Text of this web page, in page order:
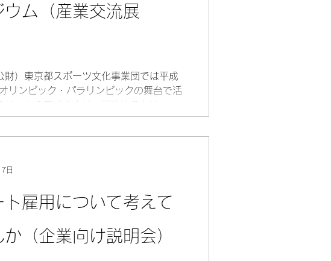
ウム（産業交流展
財）東京都スポーツ文化事業団では平成
リンピック・パラリンピックの舞台で活
リートの育成をより一層進めるため、
キャリアサポート事業」を実施していま
ト雇用について考えて
（企業向け説明会）
日